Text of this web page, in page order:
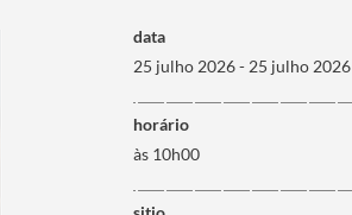
data
25 julho 2026 - 25 julho 2026
horário
às 10h00